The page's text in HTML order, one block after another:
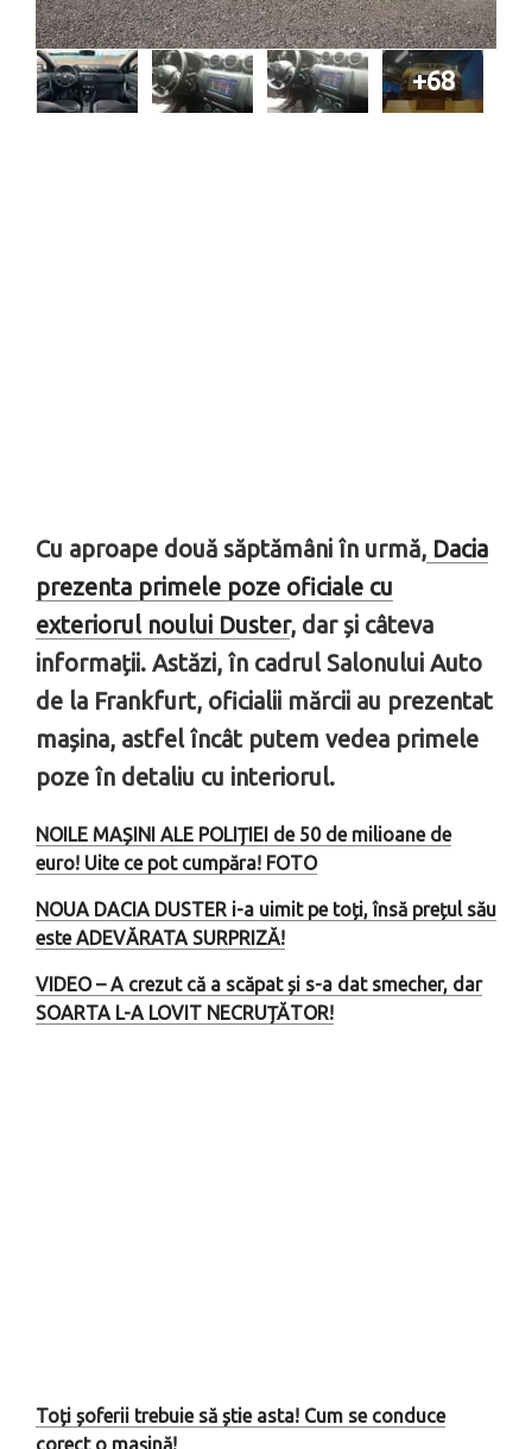
+68
Cu aproape două săptămâni în urmă, Dacia
prezenta primele poze oficiale cu
exteriorul noului Duster, dar și câteva
informații. Astăzi, în cadrul Salonului Auto
de la Frankfurt, oficialii mărcii au prezentat
mașina, astfel încât putem vedea primele
poze în detaliu cu interiorul.
NOILE MAȘINI ALE POLIȚIEI de 50 de milioane de
euro! Uite ce pot cumpăra! FOTO
NOUA DACIA DUSTER i-a uimit pe toți, însă prețul său
este ADEVĂRATA SURPRIZĂ!
VIDEO – A crezut că a scăpat și s-a dat smecher, dar
SOARTA L-A LOVIT NECRUȚĂTOR!
Toți șoferii trebuie să știe asta! Cum se conduce
corect o mașină!